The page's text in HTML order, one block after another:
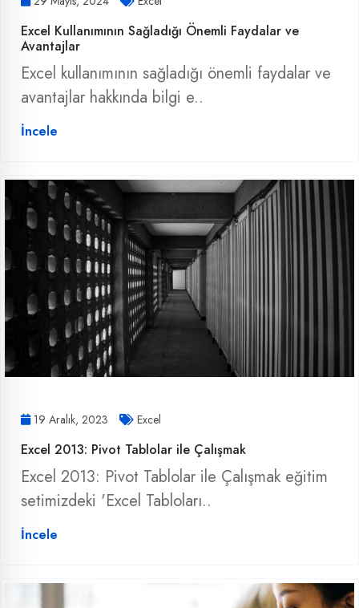
Excel Kullanımının Sağladığı Önemli Faydalar ve
Avantajlar
Excel kullanımının sağladığı önemli faydalar ve
avantajlar hakkında bilgi e..
İncele
19 Aralık, 2023 Excel
Excel 2013: Pivot Tablolar ile Çalışmak
Excel 2013: Pivot Tablolar ile Çalışmak eğitim
setimizdeki 'Excel Tabloları..
İncele